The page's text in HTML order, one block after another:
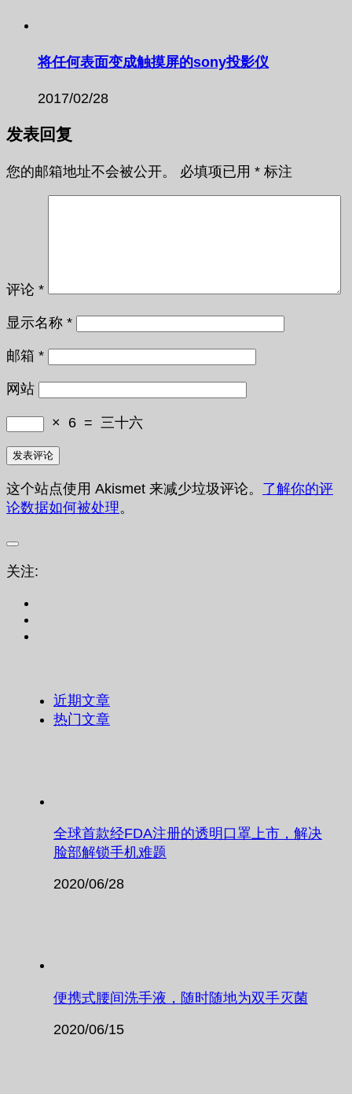
将任何表面变成触摸屏的sony投影仪
2017/02/28
发表回复
您的邮箱地址不会被公开。 必填项已用 * 标注
评论 *
显示名称 *
邮箱 *
网站
× 6 = 三十六
这个站点使用 Akismet 来减少垃圾评论。 了解你的评
论数据如何被处理。
关注:
近期文章
热门文章
全球首款经FDA注册的透明口罩上市，解决
脸部解锁手机难题
2020/06/28
便携式腰间洗手液，随时随地为双手灭菌
2020/06/15